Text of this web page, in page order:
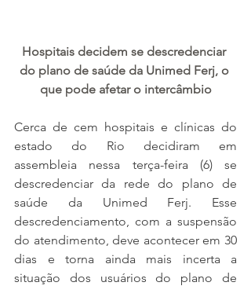
Hospitais decidem se descredenciar
do plano de saúde da Unimed Ferj, o
que pode afetar o intercâmbio
Cerca de cem hospitais e clínicas do
estado do Rio decidiram em
assembleia nessa terça-feira (6) se
descredenciar da rede do plano de
saúde da Unimed Ferj. Esse
descredenciamento, com a suspensão
do atendimento, deve acontecer em 30
dias e torna ainda mais incerta a
situação dos usuários do plano de